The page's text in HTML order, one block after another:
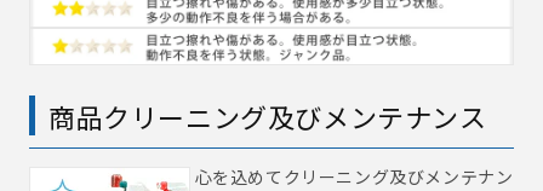
商品クリーニング及びメンテナンス
心を込めてクリーニング及びメンテナン